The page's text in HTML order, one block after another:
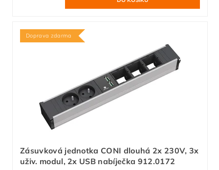
Doprava zdarma
Zásuvková jednotka CONI dlouhá 2x 230V, 3x
uživ. modul, 2x USB nabíječka 912.0172